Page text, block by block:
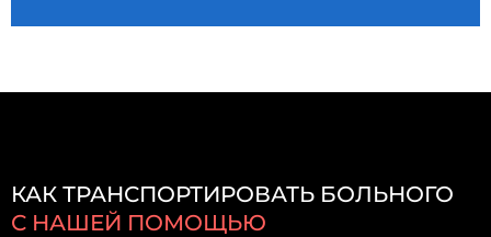
КАК ТРАНСПОРТИРОВАТЬ БОЛЬНОГО
С НАШЕЙ ПОМОЩЬЮ